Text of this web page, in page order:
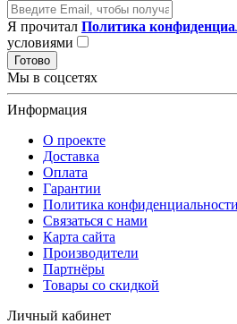
Я прочитал Политика
условиями
Готово
Мы в соцсетях
Информация
О проекте
Доставка
Оплата
Гарантии
Политика конфиденциальности
Связаться с нами
Карта сайта
Производители
Партнёры
Товары со скидкой
Личный кабинет